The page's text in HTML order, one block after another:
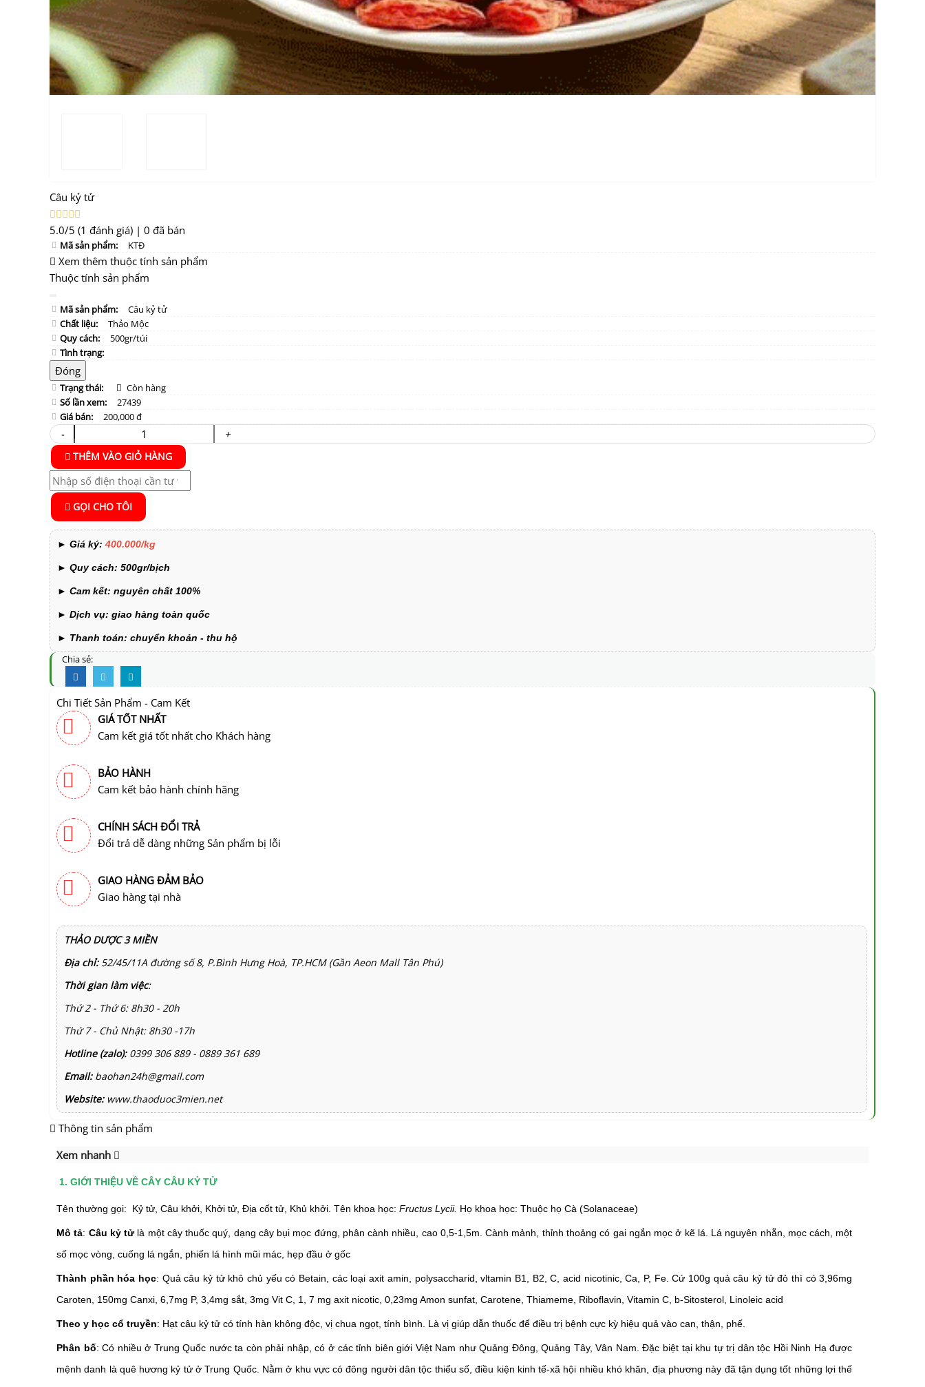
Câu kỷ tử
5.0/5 (1 đánh giá) | 0 đã bán
Mã sản phẩm: KTĐ
Xem thêm thuộc tính sản phẩm
Thuộc tính sản phẩm
Mã sản phẩm:
Câu kỷ tử
Chất liệu:
Thảo Mộc
Quy cách:
500gr/túi
Tình trạng:
Đóng
Trạng thái:
Còn hàng
Số lần xem:
27439
Giá bán:
200,000 đ
- +
THÊM VÀO GIỎ HÀNG
GỌI CHO TÔI
► Giá ký: 400.000/kg
► Quy cách: 500gr/bịch
► Cam kết: nguyên chất 100%
► Dịch vụ: giao hàng toàn quốc
► Thanh toán: chuyển khoản - thu hộ
Chia sẻ:
Chi Tiết Sản Phẩm - Cam Kết
GIÁ TỐT NHẤT
Cam kết giá tốt nhất cho Khách hàng
BẢO HÀNH
Cam kết bảo hành chính hãng
CHÍNH SÁCH ĐỔI TRẢ
Đổi trả dễ dàng những Sản phẩm bị lỗi
GIAO HÀNG ĐẢM BẢO
Giao hàng tại nhà
THẢO DƯỢC 3 MIỀN
Địa chỉ:52/45/11A đường số 8, P.Bình Hưng Hoà, TP.HCM (Gần Aeon Mall Tân Phú)
Thời gian làm việc:
Thứ 2 - Thứ 6: 8h30 - 20h
Thứ 7 - Chủ Nhật: 8h30 -17h
Hotline (zalo): 0399 306 889 - 0889 361 689
Email:baohan24h@gmail.com
Website:www.thaoduoc3mien.net
Thông tin sản phẩm
Xem nhanh
1. GIỚI THIỆU VỀ CÂY CÂU KỶ TỬ
Tên thường gọi: Kỷ tử, Câu khởi, Khởi tử, Địa cốt tử, Khủ khởi. Tên khoa học: Fructus Lycii. Họ khoa học: Thuộc họ Cà (Solanaceae)
Mô tả: Câu kỷ tửlà một cây thuốc quý, dạng cây bụi mọc đứng, phân cành nhiều, cao 0,5-1,5m. Cành mảnh, thỉnh thoảng có gai ngắn mọc ở kẽ lá. Lá nguyên nhẵn, mọc cách, một
số mọc vòng, cuống lá ngắn, phiến lá hình mũi mác, hẹp đầu ở gốc
Thành phần hóa học: Quả câu kỷ tử khô chủ yếu có Betain, các loại axit amin, polysaccharid, vltamin B1, B2, C, acid nicotinic, Ca, P, Fe. Cứ 100g quả câu kỷ tử đỏ thì có 3,96mg
Caroten, 150mg Canxi, 6,7mg P, 3,4mg sắt, 3mg Vit C, 1, 7 mg axit nicotic, 0,23mg Amon sunfat, Carotene, Thiameme, Riboflavin, Vitamin C, b-Sitosterol, Linoleic acid
Theo y học cổ truyền: Hạt câu kỷ tử có tính hàn không độc, vị chua ngọt, tính bình. Là vị giúp dẫn thuốc để điều trị bệnh cực kỳ hiệu quả vào can, thận, phế.
Phân bố: Có nhiều ở Trung Quốc nước ta còn phải nhập, có ở các tỉnh biên giới Việt Nam như Quảng Đông, Quảng Tây, Vân Nam. Đặc biệt tại khu tự trị dân tộc Hồi Ninh Hạ được
mệnh danh là quê hương kỷ tử ở Trung Quốc. Nằm ở khu vực có đông người dân tộc thiểu số, điều kiện kinh tế-xã hội nhiều khó khăn, địa phương này đã tận dụng tốt những lợi thế